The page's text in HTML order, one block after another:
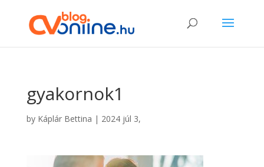
gyakornok1
by Káplár Bettina | 2024 júl 3,